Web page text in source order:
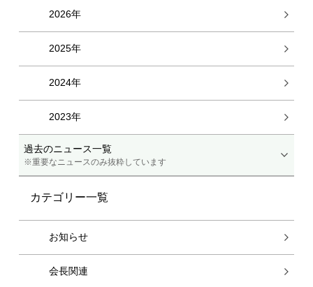
過去のニュース一覧
※重要なニュースのみ抜粋しています
2026年
2025年
2024年
2023年
カテゴリー一覧
お知らせ
会長関連